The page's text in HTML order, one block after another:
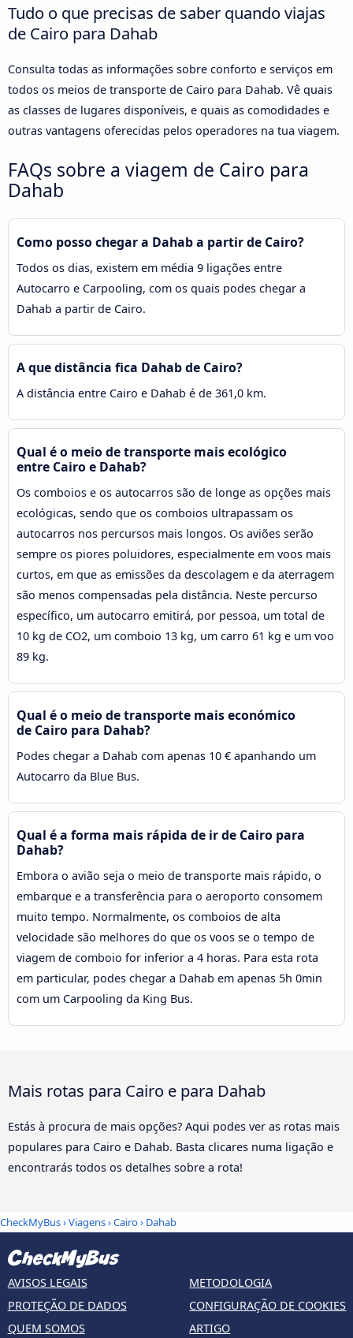
Tudo o que precisas de saber quando viajas
de Cairo para Dahab
Consulta todas as informações sobre conforto e serviços em
todos os meios de transporte de Cairo para Dahab. Vê quais
as classes de lugares disponíveis, e quais as comodidades e
outras vantagens oferecidas pelos operadores na tua viagem.
FAQs sobre a viagem de Cairo para
Dahab
Como posso chegar a Dahab a partir de Cairo?
Todos os dias, existem em média 9 ligações entre
Autocarro e Carpooling, com os quais podes chegar a
Dahab a partir de Cairo.
A que distância fica Dahab de Cairo?
A distância entre Cairo e Dahab é de 361,0 km.
Qual é o meio de transporte mais ecológico
entre Cairo e Dahab?
Os comboios e os autocarros são de longe as opções mais
ecológicas, sendo que os comboios ultrapassam os
autocarros nos percursos mais longos. Os aviões serão
sempre os piores poluidores, especialmente em voos mais
curtos, em que as emissões da descolagem e da aterragem
são menos compensadas pela distância. Neste percurso
específico, um autocarro emitirá, por pessoa, um total de
10 kg de CO2, um comboio 13 kg, um carro 61 kg e um voo
89 kg.
Qual é o meio de transporte mais económico
de Cairo para Dahab?
Podes chegar a Dahab com apenas 10 € apanhando um
Autocarro da Blue Bus.
Qual é a forma mais rápida de ir de Cairo para
Dahab?
Embora o avião seja o meio de transporte mais rápido, o
embarque e a transferência para o aeroporto consomem
muito tempo. Normalmente, os comboios de alta
velocidade são melhores do que os voos se o tempo de
viagem de comboio for inferior a 4 horas. Para esta rota
em particular, podes chegar a Dahab em apenas 5h 0min
com um Carpooling da King Bus.
Mais rotas para Cairo e para Dahab
Estás à procura de mais opções? Aqui podes ver as rotas mais
populares para Cairo e Dahab. Basta clicares numa ligação e
encontrarás todos os detalhes sobre a rota!
CheckMyBus›Viagens›Cairo› Dahab
AVISOS LEGAIS
PROTEÇÃO DE DADOS
QUEM SOMOS
METODOLOGIA
CONFIGURAÇÃO DE COOKIES
ARTIGO